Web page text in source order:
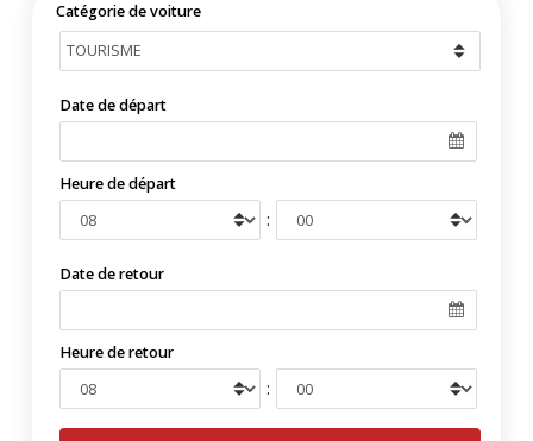
Catégorie de voiture
Date de départ
Heure de départ
:
Date de retour
Heure de retour
: